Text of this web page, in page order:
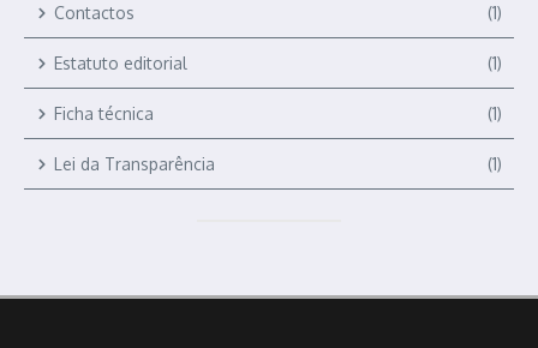
Contactos (1)
Estatuto editorial (1)
Ficha técnica (1)
Lei da Transparência (1)